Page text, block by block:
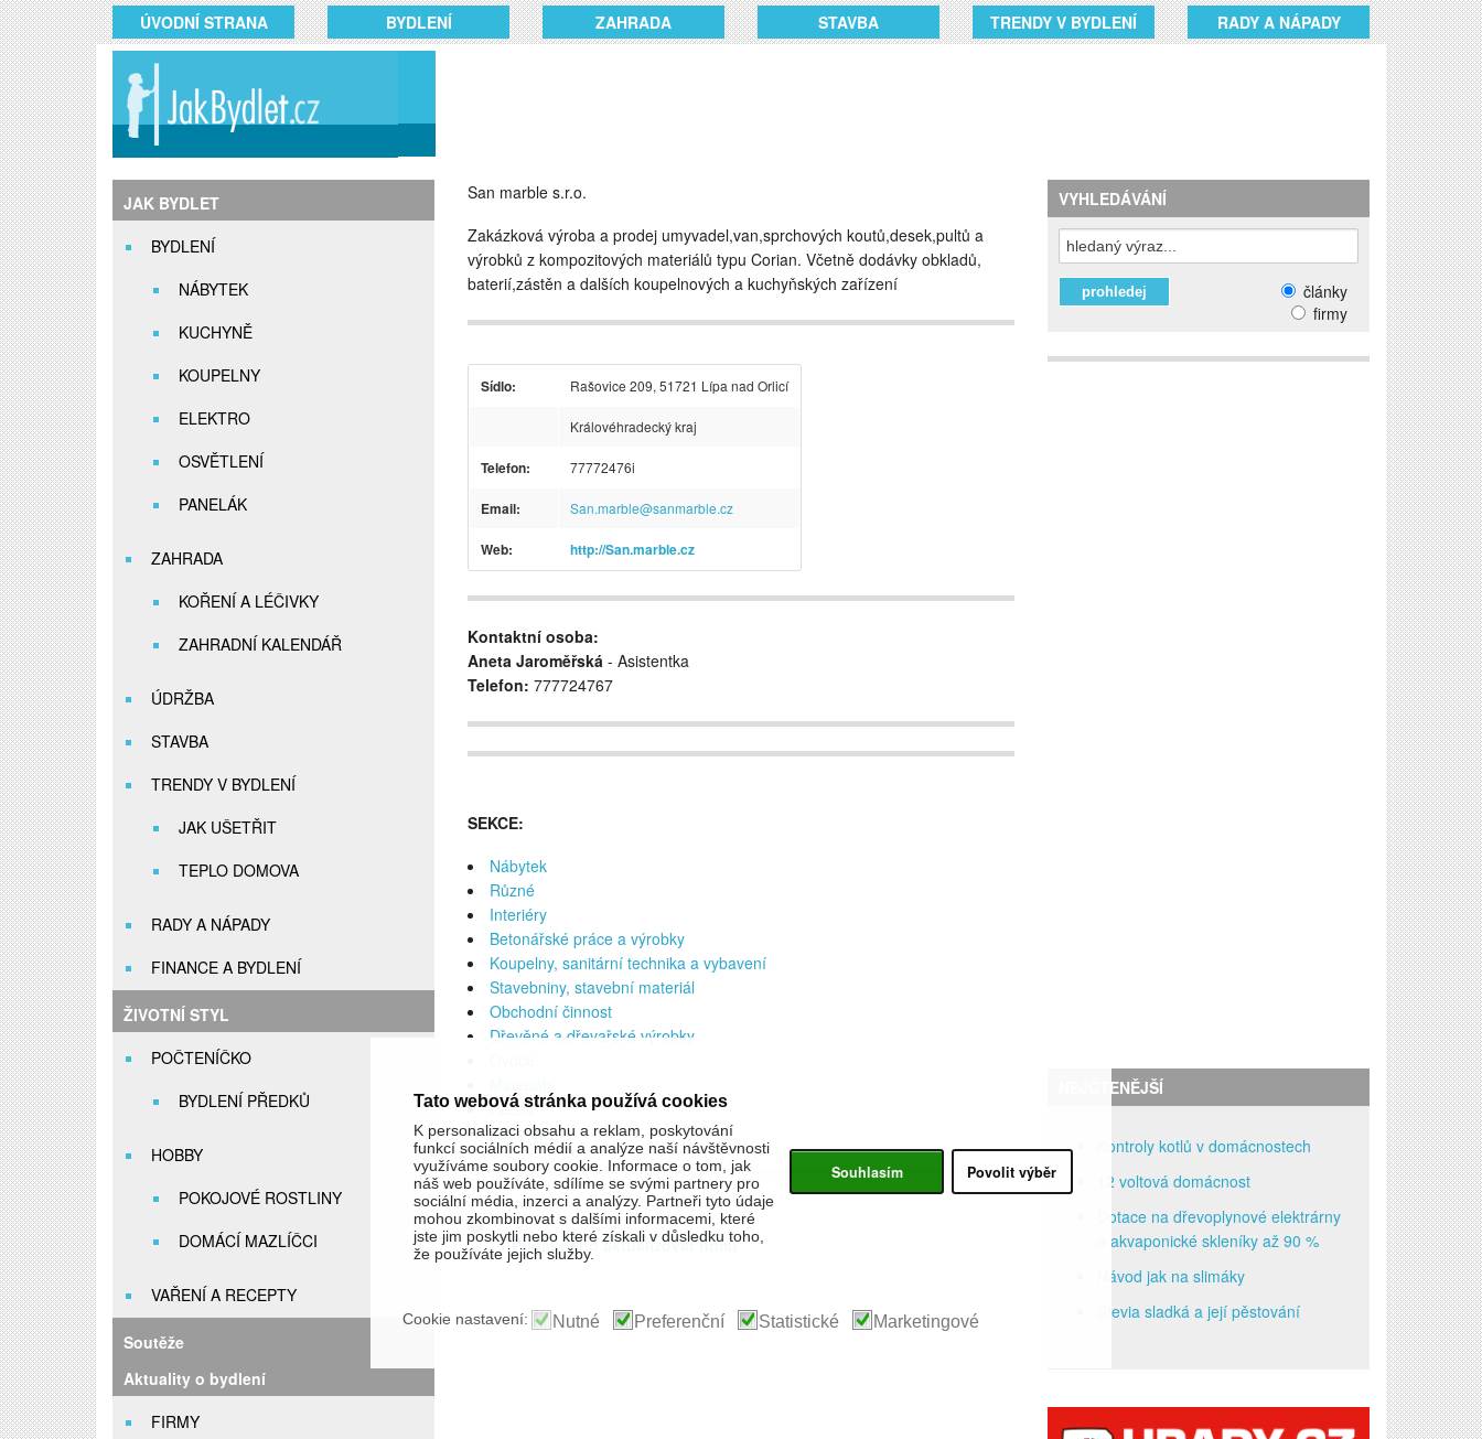
ÚVODNÍ STRANA BYDLENÍ ZAHRADA STAVBA TRENDY V BYDLENÍ RADY A NÁPADY
JAK BYDLET
BYDLENÍ
NÁBYTEK
KUCHYNĚ
KOUPELNY
ELEKTRO
OSVĚTLENÍ
PANELÁK
ZAHRADA
KOŘENÍ A LÉČIVKY
ZAHRADNÍ KALENDÁŘ
ÚDRŽBA
STAVBA
TRENDY V BYDLENÍ
JAK UŠETŘIT
TEPLO DOMOVA
RADY A NÁPADY
FINANCE A BYDLENÍ
ŽIVOTNÍ STYL
POČTENÍČKO
BYDLENÍ PŘEDKŮ
HOBBY
POKOJOVÉ ROSTLINY
DOMÁCÍ MAZLÍČCI
VAŘENÍ A RECEPTY
Soutěže
Aktuality o bydlení
FIRMY
San marble s.r.o.
Zakázková výroba a prodej umyvadel,van,sprchových koutů,desek,pultů a
výrobků z kompozitových materiálů typu Corian. Včetně dodávky obkladů,
baterií,zástěn a dalších koupelnových a kuchyňských zařízení
Sídlo: Rašovice 209, 51721 Lípa nad Orlicí
Královéhradecký kraj
Telefon: 77772476i
Email: San.marble@sanmarble.cz
Web: http://San.marble.cz
Kontaktní osoba:
Aneta Jaroměřská- Asistentka
Telefon: 777724767
SEKCE:
Nábytek
Různé
Interiéry
Betonářské práce a výrobky
Koupelny, sanitární technika a vybavení
Stavebniny, stavební materiál
Obchodní činnost
Dřevěné a dřevařské výrobky
Různé
Nábytek
Přidat nebo aktualizovat firmu
VYHLEDÁVÁNÍ
články
firmy
NEJČTENĚJŠÍ
Kontroly kotlů v domácnostech
12 voltová domácnost
Dotace na dřevoplynové elektrárny
a akvaponické skleníky až 90 %
Návod jak na slimáky
Stevia sladká a její pěstování
Tato webová stránka používá cookies
K personalizaci obsahu a reklam, poskytování
funkcí sociálních médií a analýze naší návštěvnosti
využíváme soubory cookie. Informace o tom, jak
náš web používáte, sdílíme se svými partnery pro
sociální média, inzerci a analýzy. Partneři tyto údaje
mohou zkombinovat s dalšími informacemi, které
jste jim poskytli nebo které získali v důsledku toho,
že používáte jejich služby.
Souhlasím Povolit výběr
Cookie nastavení: Nutné Preferenční Statistické Marketingové